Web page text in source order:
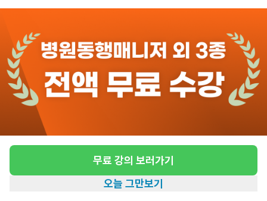
무료 강의 보러가기
오늘 그만보기